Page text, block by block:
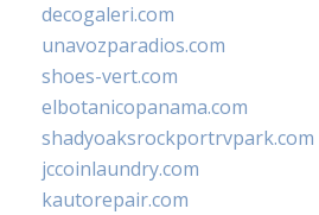
decogaleri.com
unavozparadios.com
shoes-vert.com
elbotanicopanama.com
shadyoaksrockportrvpark.com
jccoinlaundry.com
kautorepair.com